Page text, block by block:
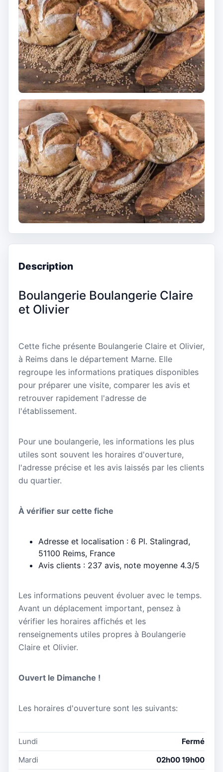
Description
Boulangerie Boulangerie Claire
et Olivier
Cette fiche présente Boulangerie Claire et Olivier,
à Reims dans le département Marne. Elle
regroupe les informations pratiques disponibles
pour préparer une visite, comparer les avis et
retrouver rapidement l'adresse de
l'établissement.
Pour une boulangerie, les informations les plus
utiles sont souvent les horaires d'ouverture,
l'adresse précise et les avis laissés par les clients
du quartier.
À vérifier sur cette fiche
Adresse et localisation : 6 Pl. Stalingrad,
51100 Reims, France
Avis clients : 237 avis, note moyenne 4.3/5
Les informations peuvent évoluer avec le temps.
Avant un déplacement important, pensez à
vérifier les horaires affichés et les
renseignements utiles propres à Boulangerie
Claire et Olivier.
Ouvert le Dimanche !
Les horaires d'ouverture sont les suivants:
Lundi
Fermé
Mardi
02h00 19h00